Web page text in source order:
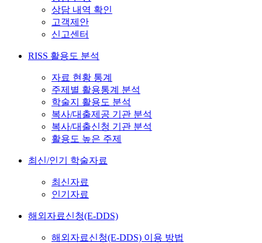
상담 내역 확인
고객제안
신고센터
RISS 활용도 분석
자료 현황 통계
주제별 활용통계 분석
학술지 활용도 분석
복사/대출제공 기관 분석
복사/대출신청 기관 분석
활용도 높은 주제
최신/인기 학술자료
최신자료
인기자료
해외자료신청(E-DDS)
해외자료신청(E-DDS) 이용 방법